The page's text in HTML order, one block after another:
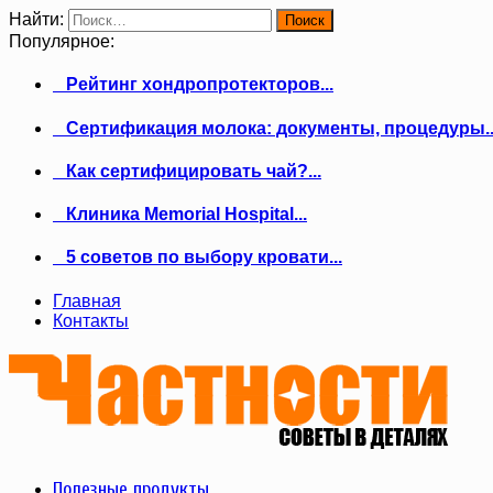
Найти:
Популярное:
Рейтинг хондропротекторов...
Сертификация молока: документы,
Как сертифицировать чай?...
Клиника Memorial Hospital...
5 советов по выбору кровати...
Главная
Контакты